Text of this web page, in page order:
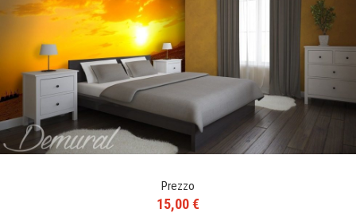
Prezzo
15,00 €